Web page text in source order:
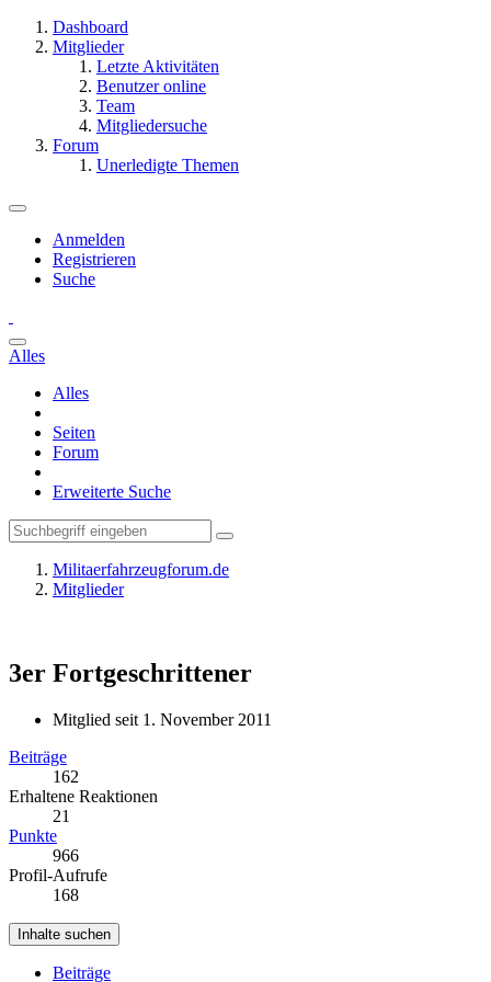
Dashboard
Mitglieder
Letzte Aktivitäten
Benutzer online
Team
Mitgliedersuche
Forum
Unerledigte Themen
Anmelden
Registrieren
Suche
Alles
Alles
Seiten
Forum
Erweiterte Suche
Militaerfahrzeugforum.de
Mitglieder
3er Fortgeschrittener
Mitglied seit 1. November 2011
Beiträge
162
Erhaltene Reaktionen
21
Punkte
966
Profil-Aufrufe
168
Inhalte suchen
Beiträge